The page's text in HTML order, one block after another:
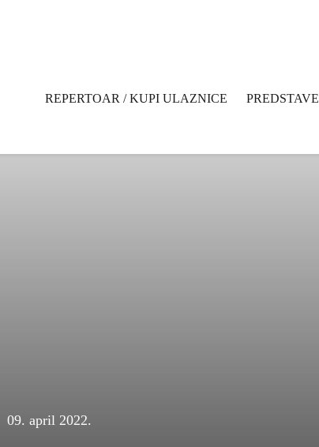
REPERTOAR / KUPI ULAZNICE PREDSTAVE
09. april 2022.